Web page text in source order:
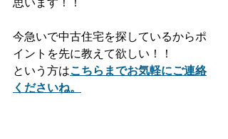
思います！！
今急いで中古住宅を探しているからポ
イントを先に教えて欲しい！！
という方はこちらまでお気軽にご連絡
くださいね。